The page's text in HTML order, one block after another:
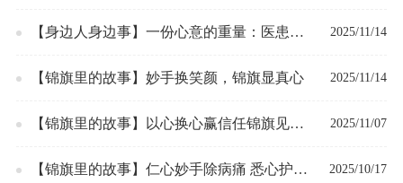
国优秀县域医院奖”
【身边人身边事】一份心意的重量：医患同
心的温暖
2025/11/14
【锦旗里的故事】妙手换笑颜，锦旗显真心 2025/11/14
【锦旗里的故事】以心换心赢信任锦旗见证
医患情
2025/11/07
【锦旗里的故事】仁心妙手除病痛 悉心护理 2025/10/17